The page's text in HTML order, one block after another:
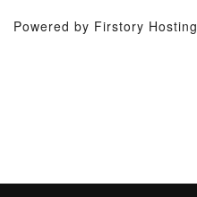
Powered by Firstory Hosting